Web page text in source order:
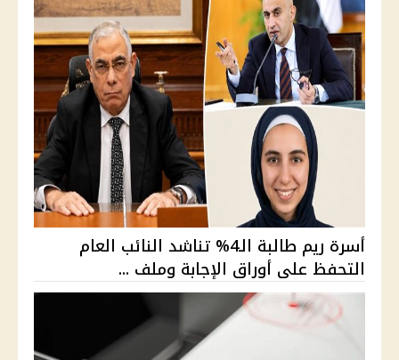
أسرة ريم طالبة الـ4% تناشد النائب العام
التحفظ على أوراق الإجابة وملف ...